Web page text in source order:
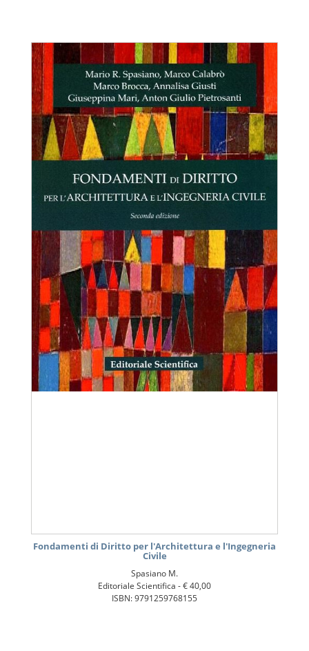
Fondamenti di Diritto per l'Architettura e l'Ingegneria
Civile
Spasiano M.
Editoriale Scientifica -€ 40,00
ISBN: 9791259768155